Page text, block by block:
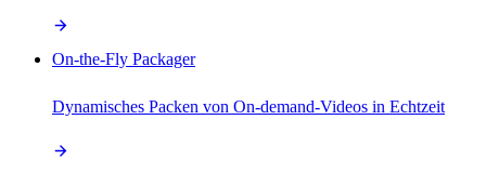
On-the-Fly Packager
Dynamisches Packen von On-demand-Videos in Echtzeit